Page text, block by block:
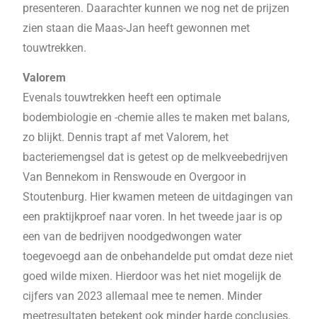
presenteren. Daarachter kunnen we nog net de prijzen
zien staan die Maas-Jan heeft gewonnen met
touwtrekken.
Valorem
Evenals touwtrekken heeft een optimale
bodembiologie en -chemie alles te maken met balans,
zo blijkt. Dennis trapt af met Valorem, het
bacteriemengsel dat is getest op de melkveebedrijven
Van Bennekom in Renswoude en Overgoor in
Stoutenburg. Hier kwamen meteen de uitdagingen van
een praktijkproef naar voren. In het tweede jaar is op
een van de bedrijven noodgedwongen water
toegevoegd aan de onbehandelde put omdat deze niet
goed wilde mixen. Hierdoor was het niet mogelijk de
cijfers van 2023 allemaal mee te nemen. Minder
meetresultaten betekent ook minder harde conclusies.